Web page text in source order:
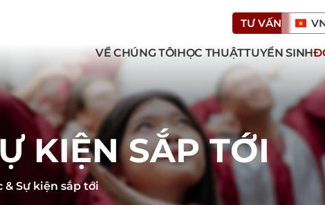
TƯ VẤN
VỀ CHÚNG TÔIHỌC THUẬTTUYỂN SINH
KIỆN SẮP TỚI
& Sự kiện sắp tới